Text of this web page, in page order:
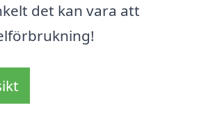
det kan vara att